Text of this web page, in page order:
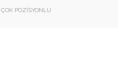
POZISYONLU